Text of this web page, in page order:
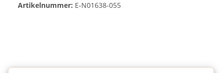
Artikelnummer: E-N01638-055